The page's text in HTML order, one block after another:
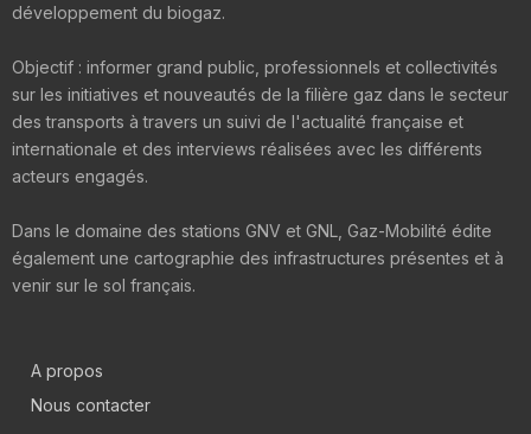
développement du biogaz.
Objectif : informer grand public, professionnels et collectivités
sur les initiatives et nouveautés de la filière gaz dans le secteur
des transports à travers un suivi de l'actualité française et
internationale et des interviews réalisées avec les différents
acteurs engagés.
Dans le domaine des stations GNV et GNL, Gaz-Mobilité édite
également une cartographie des infrastructures présentes et à
venir sur le sol français.
A propos
Nous contacter